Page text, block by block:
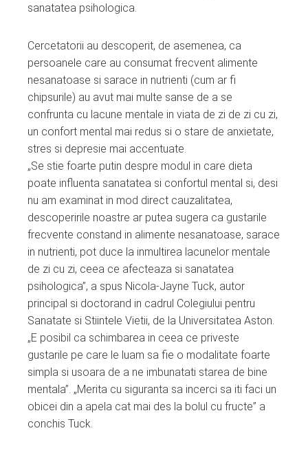
sanatatea psihologica.
Cercetatorii au descoperit, de asemenea, ca
persoanele care au consumat frecvent alimente
nesanatoase si sarace in nutrienti (cum ar fi
chipsurile) au avut mai multe sanse de a se
confrunta cu lacune mentale in viata de zi de zi cu zi,
un confort mental mai redus si o stare de anxietate,
stres si depresie mai accentuate.
„Se stie foarte putin despre modul in care dieta
poate influenta sanatatea si confortul mental si, desi
nu am examinat in mod direct cauzalitatea,
descoperirile noastre ar putea sugera ca gustarile
frecvente constand in alimente nesanatoase, sarace
in nutrienti, pot duce la inmultirea lacunelor mentale
de zi cu zi, ceea ce afecteaza si sanatatea
psihologica”, a spus Nicola-Jayne Tuck, autor
principal si doctorand in cadrul Colegiului pentru
Sanatate si Stiintele Vietii, de la Universitatea Aston.
„E posibil ca schimbarea in ceea ce priveste
gustarile pe care le luam sa fie o modalitate foarte
simpla si usoara de a ne imbunatati starea de bine
mentala”. „Merita cu siguranta sa incerci sa iti faci un
obicei din a apela cat mai des la bolul cu fructe” a
conchis Tuck.